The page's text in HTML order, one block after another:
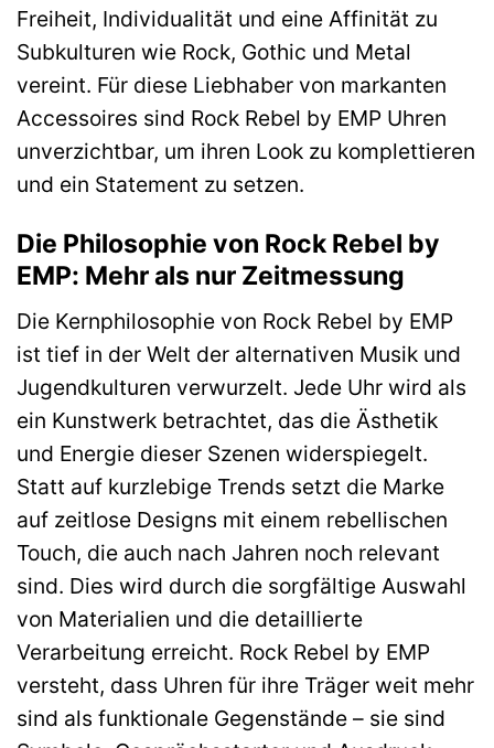
Freiheit, Individualität und eine Affinität zu
Subkulturen wie Rock, Gothic und Metal
vereint. Für diese Liebhaber von markanten
Accessoires sind Rock Rebel by EMP Uhren
unverzichtbar, um ihren Look zu komplettieren
und ein Statement zu setzen.
Die Philosophie von Rock Rebel by
EMP: Mehr als nur Zeitmessung
Die Kernphilosophie von Rock Rebel by EMP
ist tief in der Welt der alternativen Musik und
Jugendkulturen verwurzelt. Jede Uhr wird als
ein Kunstwerk betrachtet, das die Ästhetik
und Energie dieser Szenen widerspiegelt.
Statt auf kurzlebige Trends setzt die Marke
auf zeitlose Designs mit einem rebellischen
Touch, die auch nach Jahren noch relevant
sind. Dies wird durch die sorgfältige Auswahl
von Materialien und die detaillierte
Verarbeitung erreicht. Rock Rebel by EMP
versteht, dass Uhren für ihre Träger weit mehr
sind als funktionale Gegenstände – sie sind